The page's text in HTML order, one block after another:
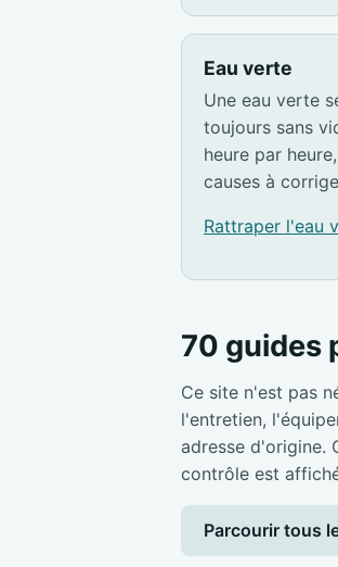
Eau verte
Une eau verte
toujours sans
heure par
causes à
Rattraper l'eau
70 guides
Ce site n'est pas
l'entretien,
adresse d'origine.
contrôle est
Parcourir tous